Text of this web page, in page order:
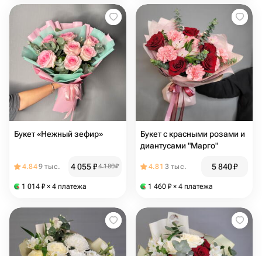
Букет «Нежный зефир»
4.849 тыс. 4 055₽4 180₽
1 014 ₽ × 4 платежа
Букет с красными розами и
диантусами "Марго"
4.81 3 тыс. 5 840₽
1 460 ₽ × 4 платежа